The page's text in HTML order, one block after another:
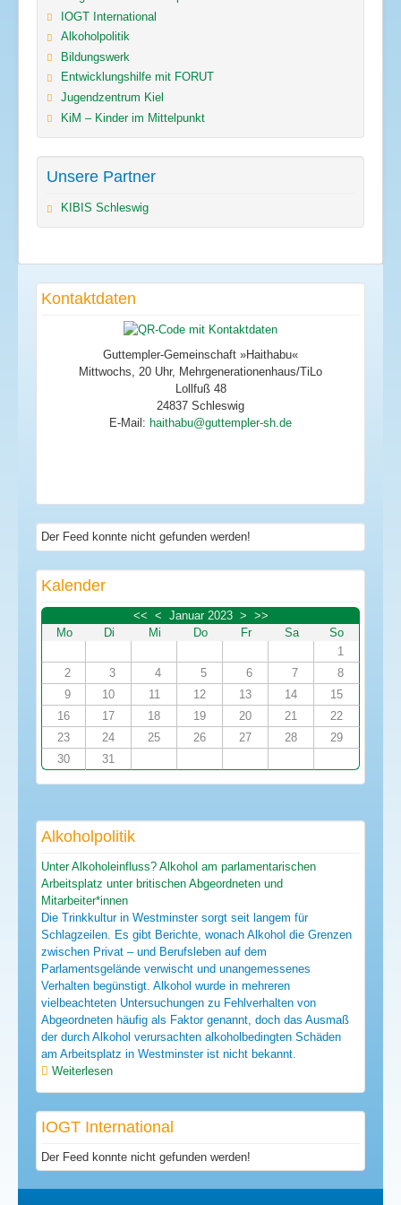
IOGT International
Alkoholpolitik
Bildungswerk
Entwicklungshilfe mit FORUT
Jugendzentrum Kiel
KiM – Kinder im Mittelpunkt
Unsere Partner
KIBIS Schleswig
Kontaktdaten
Guttempler-Gemeinschaft »Haithabu«
Mittwochs, 20 Uhr, Mehrgenerationenhaus/TiLo
Lollfuß 48
24837 Schleswig
E-Mail:
Der Feed konnte nicht gefunden werden!
Kalender
<< < Januar 2023 > >>
Mo
Di Mi Do Fr Sa
So
1
2
3 4 5 6 7
8
9
10 11 12 13 14
15
16
17 18 19 20 21
22
23
24 25 26 27 28
29
30
31
Alkoholpolitik
Unter Alkoholeinfluss? Alkohol am parlamentarischen
Arbeitsplatz unter britischen Abgeordneten und
Mitarbeiter*innen
Die Trinkkultur in Westminster sorgt seit langem für
Schlagzeilen. Es gibt Berichte, wonach Alkohol die Grenzen
zwischen Privat – und Berufsleben auf dem
Parlamentsgelände verwischt und unangemessenes
Verhalten begünstigt. Alkohol wurde in mehreren
vielbeachteten Untersuchungen zu Fehlverhalten von
Abgeordneten häufig als Faktor genannt, doch das Ausmaß
der durch Alkohol verursachten alkoholbedingten Schäden
am Arbeitsplatz in Westminster ist nicht bekannt.
Weiterlesen
IOGT International
Der Feed konnte nicht gefunden werden!